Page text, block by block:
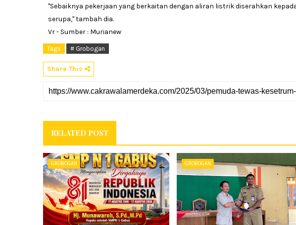
"Sebaiknya pekerjaan yang berkaitan dengan aliran listrik diserahkan
serupa," tambah dia.
Vr - Sumber : Murianew
Tags # Grobogan
Share This
RELATED POST
GROBOGAN GROBOGAN